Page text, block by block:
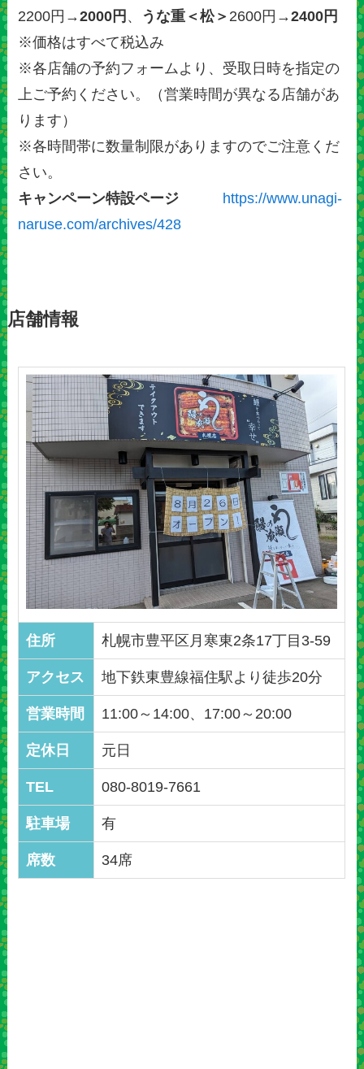
2200円→2000円 、 うな重＜松＞ 2600円→2400円
※価格はすべて税込み
※各店舗の予約フォームより、受取日時を指定の
上ご予約ください。（営業時間が異なる店舗があ
ります）
※各時間帯に数量制限がありますのでご注意くだ
さい。
キャンペーン特設ページ
https://www.unagi-
naruse.com/archives/428
店舗情報
住所 札幌市豊平区月寒東2条17丁目3-59
アクセス 地下鉄東豊線福住駅より徒歩20分
営業時間 11:00～14:00、17:00～20:00
定休日 元日
TEL 080-8019-7661
駐車場 有
席数 34席